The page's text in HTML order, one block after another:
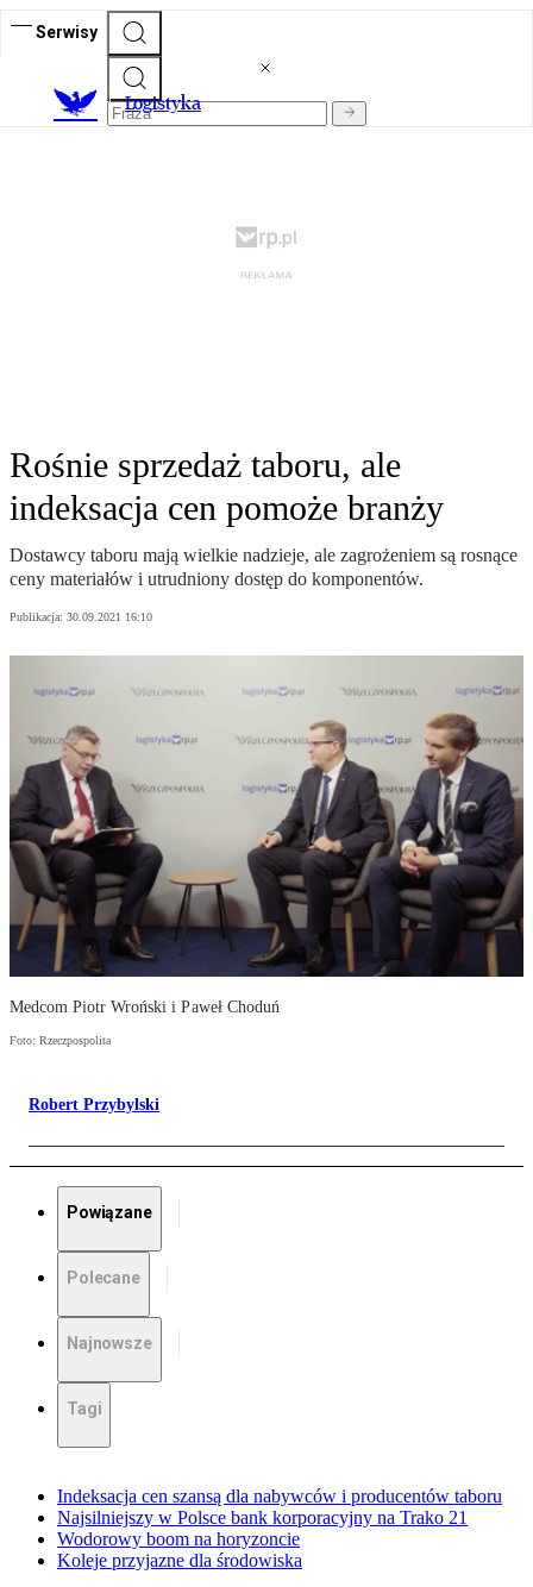
Serwisy
Logistyka
Rośnie sprzedaż taboru, ale
indeksacja cen pomoże branży
Dostawcy taboru mają wielkie nadzieje, ale zagrożeniem są rosnące
ceny materiałów i utrudniony dostęp do komponentów.
Publikacja: 30.09.2021 16:10
Medcom Piotr Wroński i Paweł Choduń
Foto: Rzeczpospolita
Robert Przybylski
Powiązane
Polecane
Najnowsze
Tagi
Indeksacja cen szansą dla nabywców i producentów taboru
Najsilniejszy w Polsce bank korporacyjny na Trako 21
Wodorowy boom na horyzoncie
Koleje przyjazne dla środowiska